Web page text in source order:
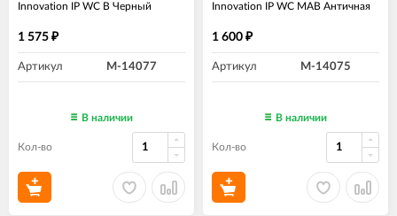
Innovation IP WC B Черный
1 575 ₽
Артикул M-14077
В наличии
Кол-во
Innovation IP WC MAB Античная
1 600 ₽
Артикул M-14075
В наличии
Кол-во